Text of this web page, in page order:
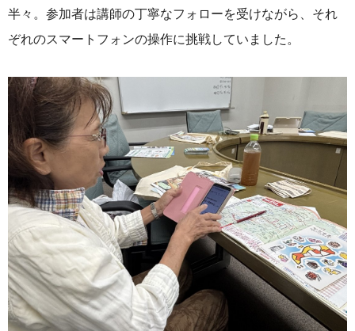
半々。参加者は講師の丁寧なフォローを受けながら、それ
ぞれのスマートフォンの操作に挑戦していました。